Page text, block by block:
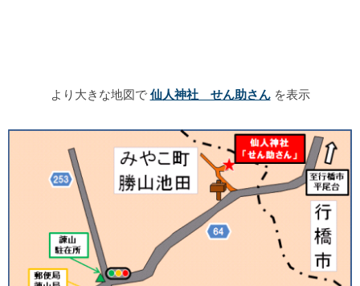
より大きな地図で 仙人神社 せん助さんを表示